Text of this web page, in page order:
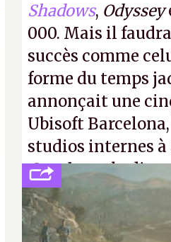
Shadows, Odyssey
000. Mais il
succès comme
forme du temps
annonçait une
Ubisoft
studios internes
Creedsous la